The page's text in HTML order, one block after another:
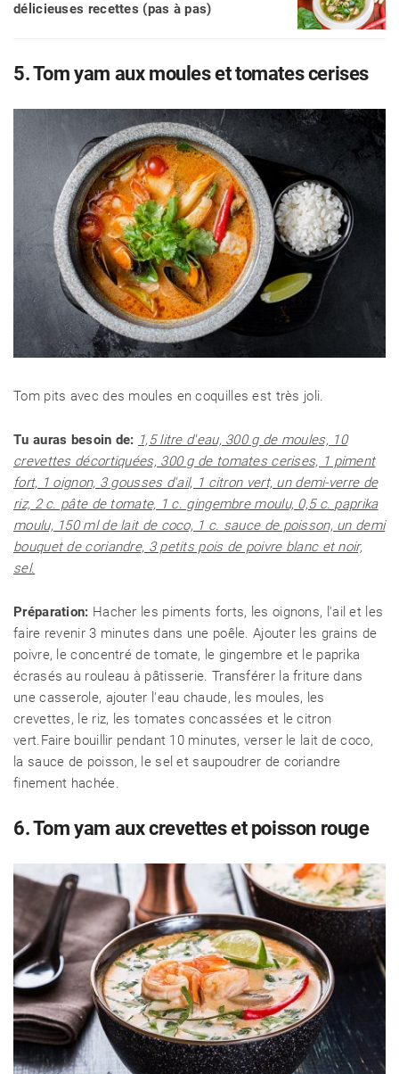
délicieuses recettes (pas à pas)
5. Tom yam aux moules et tomates cerises
Tom pits avec des moules en coquilles est très joli.
Tu auras besoin de: 1,5 litre d'eau, 300 g de moules, 10
crevettes décortiquées, 300 g de tomates cerises, 1 piment
fort, 1 oignon, 3 gousses d'ail, 1 citron vert, un demi-verre de
riz, 2 c. pâte de tomate, 1 c. gingembre moulu, 0,5 c. paprika
moulu, 150 ml de lait de coco, 1 c. sauce de poisson, un demi
bouquet de coriandre, 3 petits pois de poivre blanc et noir,
sel.
Préparation: Hacher les piments forts, les oignons, l'ail et les
faire revenir 3 minutes dans une poêle. Ajouter les grains de
poivre, le concentré de tomate, le gingembre et le paprika
écrasés au rouleau à pâtisserie. Transférer la friture dans
une casserole, ajouter l'eau chaude, les moules, les
crevettes, le riz, les tomates concassées et le citron
vert.Faire bouillir pendant 10 minutes, verser le lait de coco,
la sauce de poisson, le sel et saupoudrer de coriandre
finement hachée.
6. Tom yam aux crevettes et poisson rouge